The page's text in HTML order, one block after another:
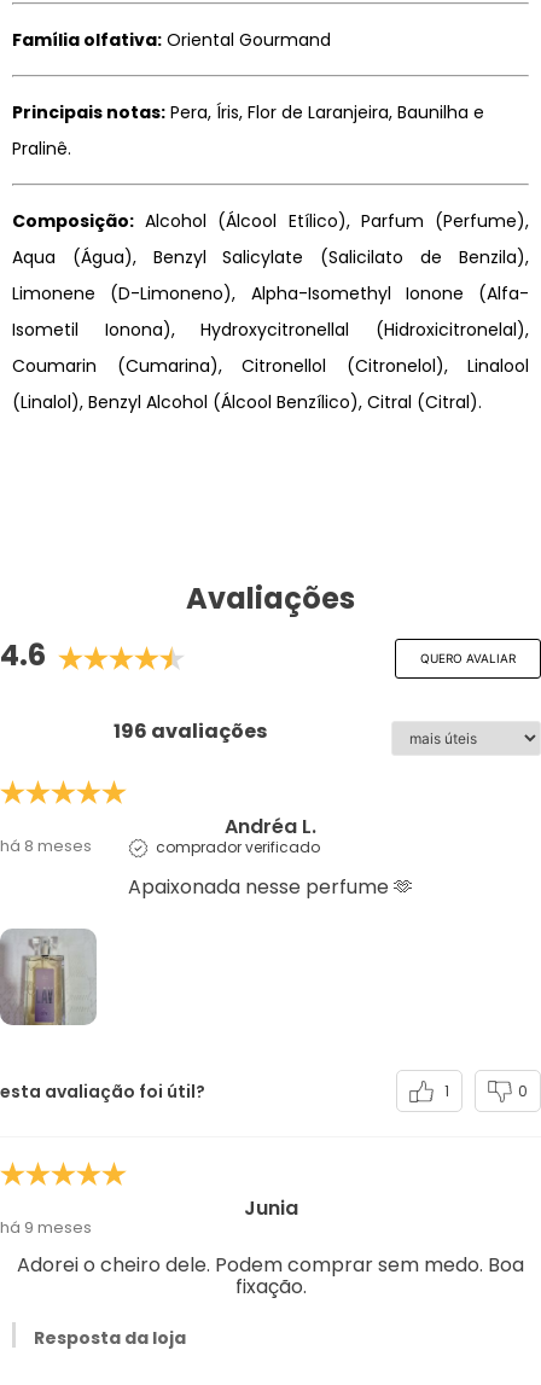
Família olfativa: Oriental Gourmand
Principais notas: Pera, Íris, Flor de Laranjeira, Baunilha e
Pralinê.
Composição: Alcohol (Álcool Etílico), Parfum (Perfume),
Aqua (Água), Benzyl Salicylate (Salicilato de Benzila),
Limonene (D-Limoneno), Alpha-Isomethyl Ionone (Alfa-
Isometil Ionona), Hydroxycitronellal (Hidroxicitronelal),
Coumarin (Cumarina), Citronellol (Citronelol), Linalool
(Linalol), Benzyl Alcohol (Álcool Benzílico), Citral (Citral).
Avaliações
4.6
QUERO AVALIAR
196 avaliações
Andréa L.
há 8 meses comprador verificado
Apaixonada nesse perfume 🫶
esta avaliação foi útil? 1 0
Junia
há 9 meses
Adorei o cheiro dele. Podem comprar sem medo. Boa
fixação.
Resposta da loja